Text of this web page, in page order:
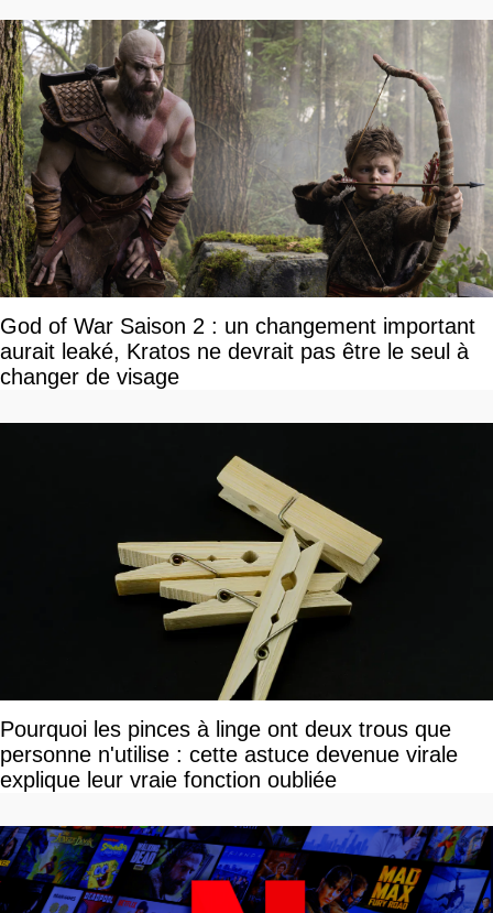
God of War Saison 2 : un changement important
aurait leaké, Kratos ne devrait pas être le seul à
changer de visage
Pourquoi les pinces à linge ont deux trous que
personne n'utilise : cette astuce devenue virale
explique leur vraie fonction oubliée